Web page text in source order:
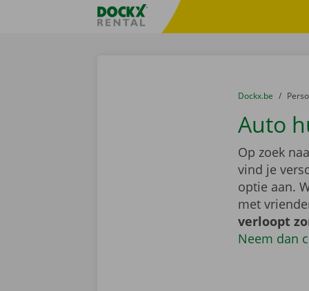
Taalselectie overslaanFratello DEMO
U bevindt zich
van
Dockx.be naar
Auto
Op zoek
vind je
optie aan.
met
verloopt
Neem dan